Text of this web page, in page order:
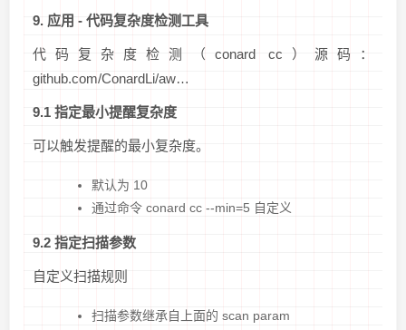
9. 应用 - 代码复杂度检测工具
代码复杂度检测（conard cc）源码：
github.com/ConardLi/aw…
9.1 指定最小提醒复杂度
可以触发提醒的最小复杂度。
默认为 10
通过命令 conard cc --min=5 自定义
9.2 指定扫描参数
自定义扫描规则
扫描参数继承自上面的 scan param